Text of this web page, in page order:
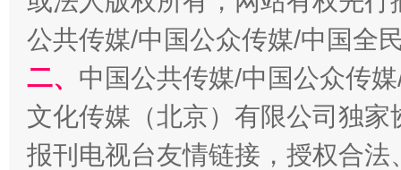
受贿1.44亿！段成刚被判无期 从幼
公共传媒/中国公众传媒/中国全
二、 中国公共传媒/中国公众传
文化传媒（北京）有限公司独
报刊电视台友情链接，授权合